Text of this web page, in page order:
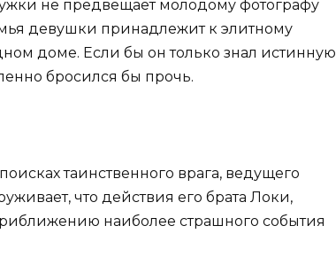
не предвещает молодому фотографу
девушки принадлежит к элитному
доме. Если бы он только знал истинную
бросился бы прочь.
таинственного врага, ведущего
что действия его брата Локи,
наиболее страшного события